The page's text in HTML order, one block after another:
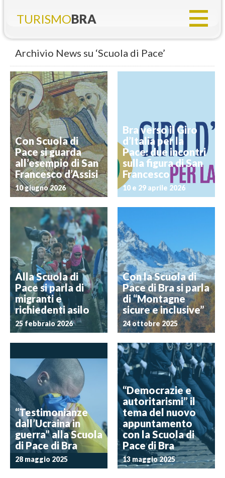
TURISMOBRA
Archivio News su ‘Scuola di Pace’
Con Scuola di
Pace si guarda
all’esempio di San
Francesco d’Assisi
10 giugno 2026
Bra verso il Giro
d’Italia per la
Pace: due incontri
sulla figura di San
Francesco
10 e 29 aprile 2026
Alla Scuola di
Pace si parla di
migranti e
richiedenti asilo
25 febbraio 2026
Con la Scuola di
Pace di Bra si parla
di “Montagne
sicure e inclusive”
24 ottobre 2025
“Testimonianze
dall’Ucraina in
guerra” alla Scuola
di Pace di Bra
28 maggio 2025
“Democrazie e
autoritarismi” il
tema del nuovo
appuntamento
con la Scuola di
Pace di Bra
13 maggio 2025